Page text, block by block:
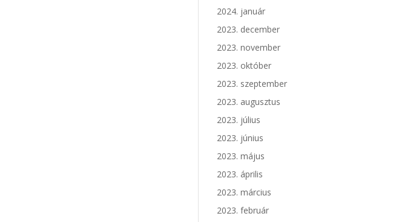
2024. január
2023. december
2023. november
2023. október
2023. szeptember
2023. augusztus
2023. július
2023. június
2023. május
2023. április
2023. március
2023. február